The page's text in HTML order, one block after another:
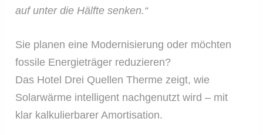
auf unter die Hälfte senken.“
Sie planen eine Modernisierung oder möchten
fossile Energieträger reduzieren?
Das Hotel Drei Quellen Therme zeigt, wie
Solarwärme intelligent nachgenutzt wird – mit
klar kalkulierbarer Amortisation.